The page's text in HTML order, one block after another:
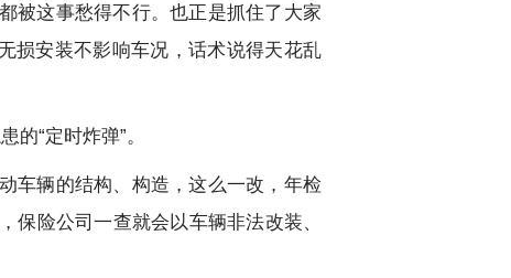
被这事愁得不行。也正是抓住了大家
损安装不影响车况，话术说得天花乱
“定时炸弹”。
车辆的结构、构造，这么一改，年检
险公司一查就会以车辆非法改装、